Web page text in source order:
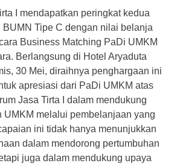
I mendapatkan peringkat kedua
BUMN Tipe C dengan nilai belanja
Business Matching PaDi UMKM
Berlangsung di Hotel Aryaduta
30 Mei, diraihnya penghargaan ini
apresiasi dari PaDi UMKM atas
Jasa Tirta I dalam mendukung
UMKM melalui pembelanjaan yang
ini tidak hanya menunjukkan
dalam mendorong pertumbuhan
juga dalam mendukung upaya